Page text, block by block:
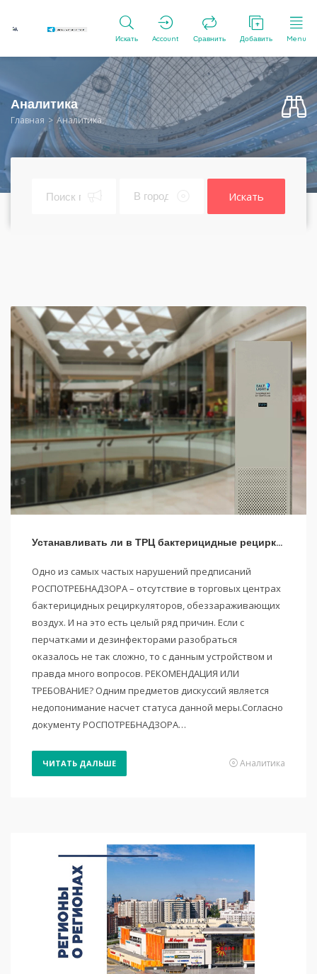
Искать Account Сравнить Добавить Menu
Аналитика
Главная Аналитика
Искать
Устанавливать ли в ТРЦ бактерицидные рециркуляторы
Одно из самых частых нарушений предписаний
РОСПОТРЕБНАДЗОРА – отсутствие в торговых центрах
бактерицидных рециркуляторов, обеззараживающих
воздух. И на это есть целый ряд причин. Если с
перчатками и дезинфекторами разобраться
оказалось не так сложно, то с данным устройством и
правда много вопросов. РЕКОМЕНДАЦИЯ ИЛИ
ТРЕБОВАНИЕ? Одним предметов дискуссий является
недопонимание насчет статуса данной меры.Согласно
документу РОСПОТРЕБНАДЗОРА…
ЧИТАТЬ ДАЛЬШЕ Аналитика